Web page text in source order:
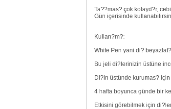
Ta??mas? çok kolayd?r,
Gün içerisinde
Kullan?m?:
White Pen yani di?
Bu jeli di?lerinizin üstüne
Di?in üstünde kurumas?
4 hafta boyunca günde bir
Etkisini görebilmek için